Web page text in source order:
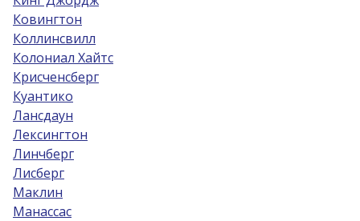
Ковингтон
Коллинсвилл
Колониал Хайтс
Крисченсберг
Куантико
Лансдаун
Лексингтон
Линчберг
Лисберг
Маклин
Манассас